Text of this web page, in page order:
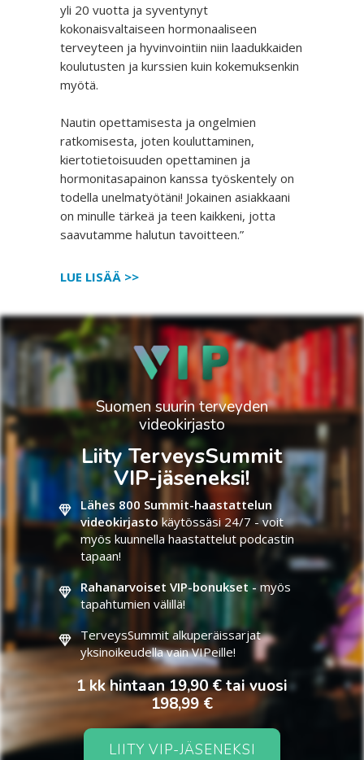
yli 20 vuotta ja syventynyt
kokonaisvaltaiseen hormonaaliseen
terveyteen ja hyvinvointiin niin laadukkaiden
koulutusten ja kurssien kuin kokemuksenkin
myötä.
Nautin opettamisesta ja ongelmien
ratkomisesta, joten kouluttaminen,
kiertotietoisuuden opettaminen ja
hormonitasapainon kanssa työskentely on
todella unelmatyötäni! Jokainen asiakkaani
on minulle tärkeä ja teen kaikkeni, jotta
saavutamme halutun tavoitteen.”
LUE LISÄÄ >>
Suomen suurin terveyden
videokirjasto
Liity TerveysSummit
VIP-jäseneksi!
Lähes 800 Summit-haastattelun
videokirjasto käytössäsi 24/7 - voit
myös kuunnella haastattelut podcastin
tapaan!
Rahanarvoiset VIP-bonukset -myös
tapahtumien välillä!
TerveysSummit alkuperäissarjat
yksinoikeudella vain VIPeille!
1 kk hintaan 19,90 € tai vuosi
198,99 €
LIITY VIP-JÄSENEKSI